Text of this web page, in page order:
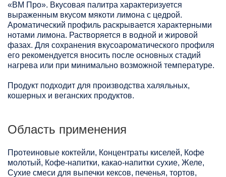
«ВМ Про». Вкусовая палитра характеризуется
выраженным вкусом мякоти лимона с цедрой.
Ароматический профиль раскрывается характерными
нотами лимона. Растворяется в водной и жировой
фазах. Для сохранения вкусоароматического профиля
его рекомендуется вносить после основных стадий
нагрева или при минимально возможной температуре.
Продукт подходит для производства халяльных,
кошерных и веганских продуктов.
Область применения
Протеиновые коктейли, Концентраты киселей, Кофе
молотый, Кофе-напитки, какао-напитки сухие, Желе,
Сухие смеси для выпечки кексов, печенья, тортов,